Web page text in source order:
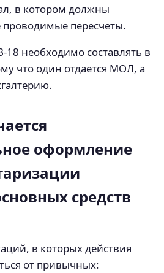
в котором должны
проводимые пересчеты.
необходимо составлять в
что один отдается МОЛ, а
оформление
средств
в которых действия
от привычных: